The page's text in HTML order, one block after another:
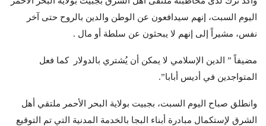
اليوم السبت، إنهم سيدافعون عن الوطن والدين بالروح حتى آخر
نفس، مشيراً إلى إنهم لا يبحثون عن سلطة أو مال .
مضيفاً ” الدين الإسلامي لا يمكن أن يُشتري بالدولار كما فعل
المتواجدين في أديس أبابا”.
وانطلق صباح اليوم السبت، بجبيت بولاية البحر الأحمر ملتقي أهل
الشرق لإستكمال مبادرة أبناء البجا بالخدمة المدنية التي تم التوقيع